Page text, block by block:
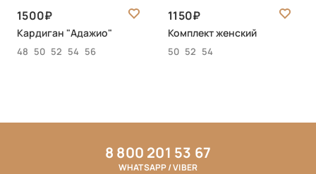
1500
Кардиган "Адажио"
48 50 52 54 56
1150
Комплект женский
50 52 54
8 800 201 53 67
WHATSAPP / VIBER